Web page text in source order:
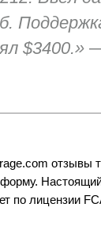
$3400.»
отзывы
по лицензии